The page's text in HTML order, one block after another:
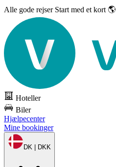
Alle gode rejser Start med et kort 🌎
Hoteller
Biler
Hjælpecenter
Mine bookinger
DK | DKK